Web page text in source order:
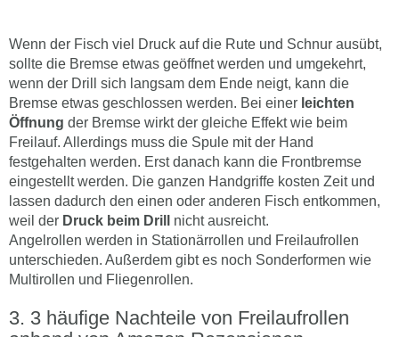
Wenn der Fisch viel Druck auf die Rute und Schnur ausübt,
sollte die Bremse etwas geöffnet werden und umgekehrt,
wenn der Drill sich langsam dem Ende neigt, kann die
Bremse etwas geschlossen werden. Bei einer leichten
Öffnung der Bremse wirkt der gleiche Effekt wie beim
Freilauf. Allerdings muss die Spule mit der Hand
festgehalten werden. Erst danach kann die Frontbremse
eingestellt werden. Die ganzen Handgriffe kosten Zeit und
lassen dadurch den einen oder anderen Fisch entkommen,
weil der Druck beim Drill
nicht ausreicht.
Angelrollen werden in Stationärrollen und Freilaufrollen
unterschieden. Außerdem gibt es noch Sonderformen wie
Multirollen und Fliegenrollen.
3 häufige Nachteile von Freilaufrollen